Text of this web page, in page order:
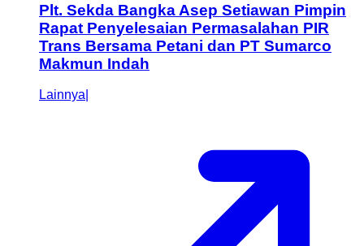
Plt. Sekda Bangka Asep Setiawan Pimpin
Rapat Penyelesaian Permasalahan PIR
Trans Bersama Petani dan PT Sumarco
Makmun Indah
Lainnya